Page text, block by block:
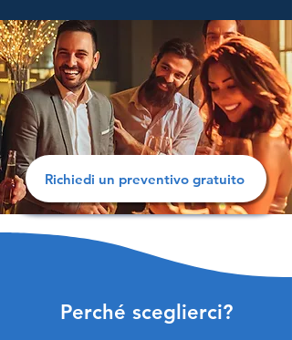
Richiedi un preventivo gratuito
Perché sceglierci?